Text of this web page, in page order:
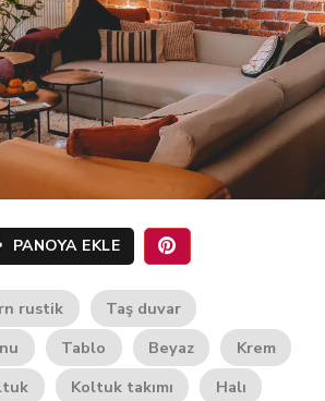
PANOYA EKLE
rustik
Taş duvar
Tablo Beyaz
Krem
Koltuk takımı
Halı